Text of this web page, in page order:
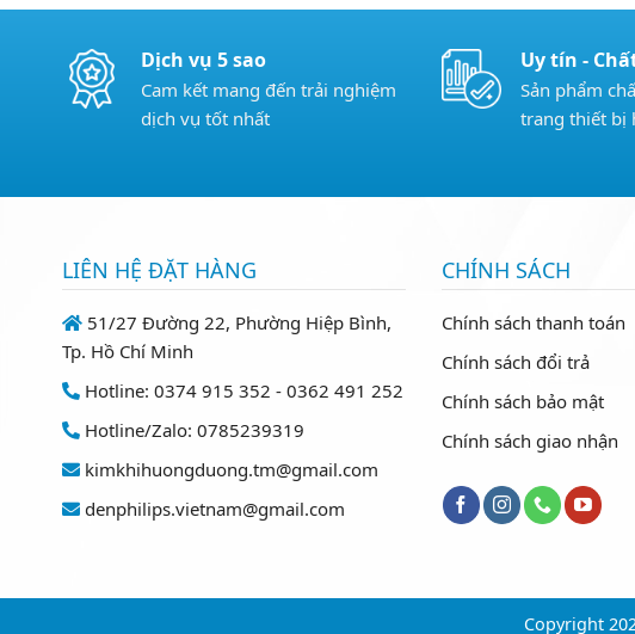
Dịch vụ 5 sao
Cam kết mang đến trải nghiệm
dịch vụ tốt nhất
Uy tín -
Sản phẩm
trang thiết bị
LIÊN HỆ ĐẶT HÀNG
51/27 Đường 22, Phường Hiệp Bình,
Tp. Hồ Chí Minh
Hotline: 0374 915 352 - 0362 491 252
Hotline/Zalo: 0785239319
kimkhihuongduong.tm@gmail.com
denphilips.vietnam@gmail.com
CHÍNH SÁCH
Chính sách thanh toán
Chính sách đổi trả
Chính sách bảo mật
Chính sách giao nhận
Copyright